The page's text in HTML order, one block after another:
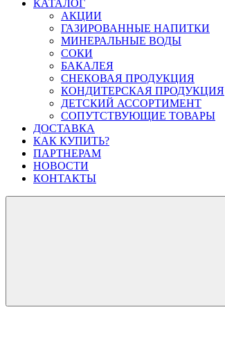
КАТАЛОГ
АКЦИИ
ГАЗИРОВАННЫЕ НАПИТКИ
МИНЕРАЛЬНЫЕ ВОДЫ
СОКИ
БАКАЛЕЯ
СНЕКОВАЯ ПРОДУКЦИЯ
КОНДИТЕРСКАЯ ПРОДУКЦИЯ
ДЕТСКИЙ АССОРТИМЕНТ
СОПУТСТВУЮЩИЕ ТОВАРЫ
ДОСТАВКА
КАК КУПИТЬ?
ПАРТНЕРАМ
НОВОСТИ
КОНТАКТЫ